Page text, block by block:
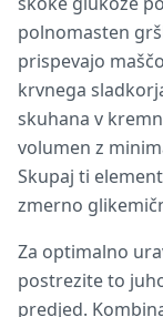
polnomasten
prispevajo
krvnega
skuhana v
volumen z
Skupaj ti
zmerno
Za optimalno
postrezite to
predjed.